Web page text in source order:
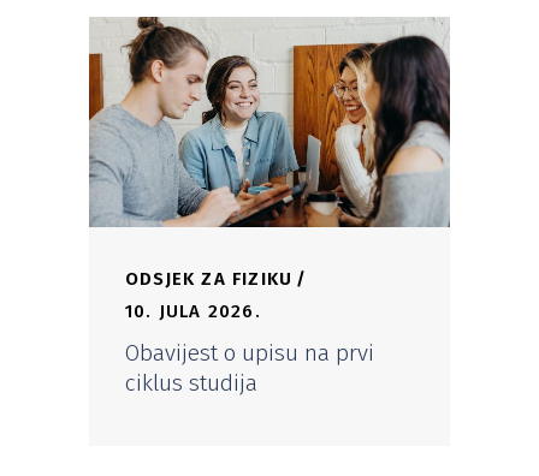
ODSJEK ZA FIZIKU
10. JULA 2026.
Obavijest o upisu na prvi
ciklus studija